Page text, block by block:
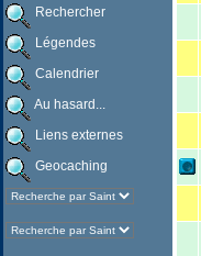
Rechercher
Légendes
Calendrier
Au hasard...
Liens externes
Geocaching